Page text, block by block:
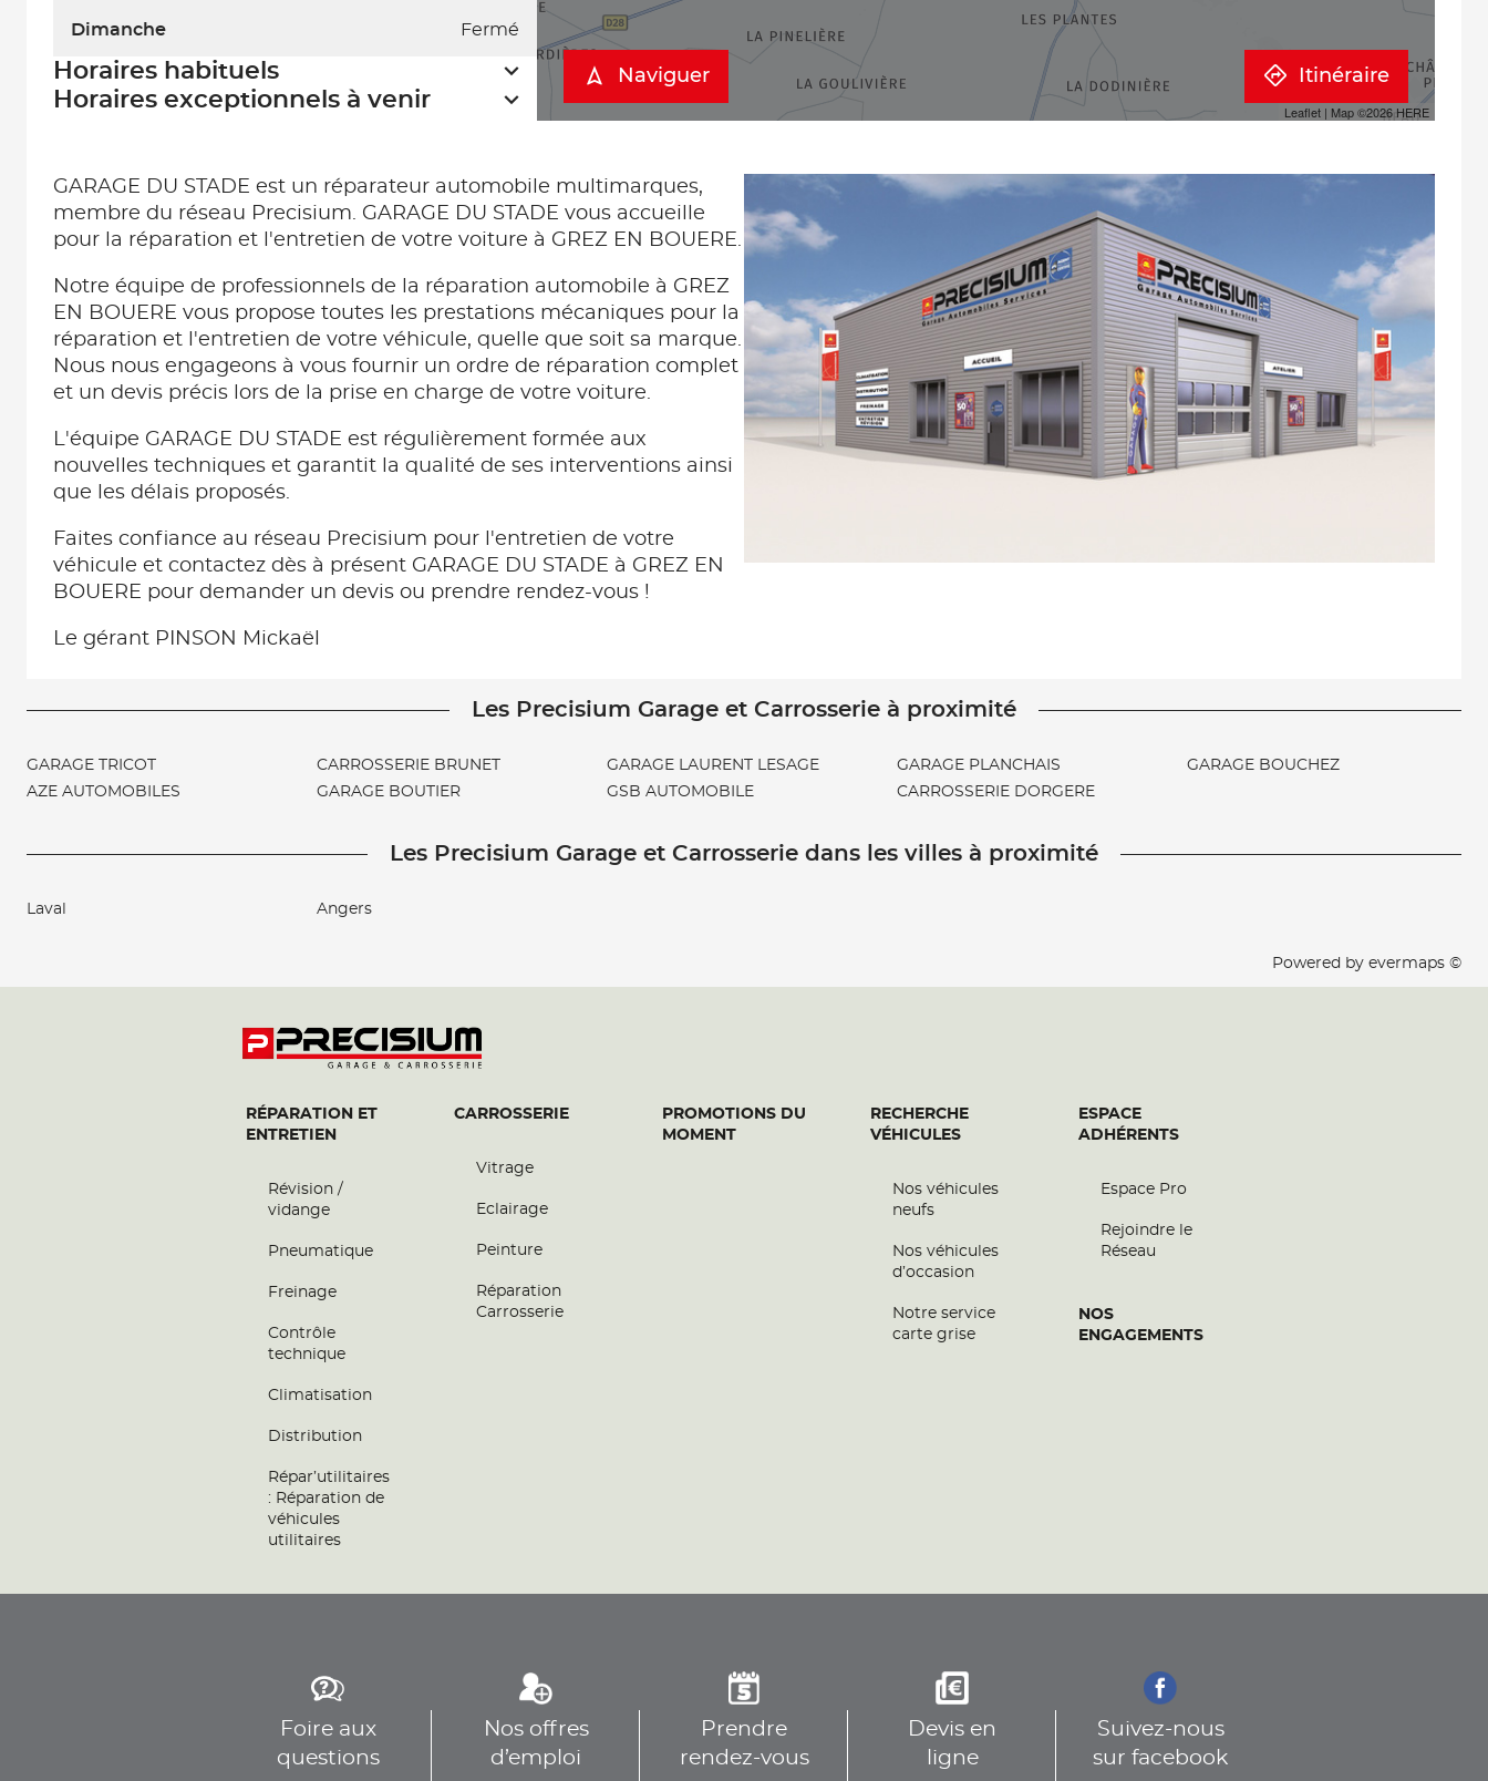
Dimanche Fermé
Horaires habituels
Horaires exceptionnels à venir
Leaflet | Map ©2026 HERE
Naviguer Itinéraire
GARAGE DU STADE est un réparateur automobile multimarques,
membre du réseau Precisium. GARAGE DU STADE vous accueille
pour la réparation et l'entretien de votre voiture à GREZ EN BOUERE.
Notre équipe de professionnels de la réparation automobile à GREZ
EN BOUERE vous propose toutes les prestations mécaniques pour la
réparation et l'entretien de votre véhicule, quelle que soit sa marque.
Nous nous engageons à vous fournir un ordre de réparation complet
et un devis précis lors de la prise en charge de votre voiture.
L'équipe GARAGE DU STADE est régulièrement formée aux
nouvelles techniques et garantit la qualité de ses interventions ainsi
que les délais proposés.
Faites confiance au réseau Precisium pour l'entretien de votre
véhicule et contactez dès à présent GARAGE DU STADE à GREZ EN
BOUERE pour demander un devis ou prendre rendez-vous !
Le gérant PINSON Mickaël
Les Precisium Garage et Carrosserie à proximité
GARAGE TRICOT
AZE AUTOMOBILES
CARROSSERIE BRUNET
GARAGE BOUTIER
GARAGE LAURENT LESAGE
GSB AUTOMOBILE
GARAGE PLANCHAIS
CARROSSERIE DORGERE
GARAGE BOUCHEZ
Les Precisium Garage et Carrosserie dans les villes à proximité
Laval Angers
Powered by evermaps ©
RÉPARATION ET
ENTRETIEN
Révision /
vidange
Pneumatique
Freinage
Contrôle
technique
Climatisation
Distribution
Répar’utilitaires
: Réparation de
véhicules
utilitaires
CARROSSERIE
Vitrage
Eclairage
Peinture
Réparation
Carrosserie
PROMOTIONS DU
MOMENT
RECHERCHE
VÉHICULES
Nos véhicules
neufs
Nos véhicules
d’occasion
Notre service
carte grise
ESPACE
ADHÉRENTS
Espace Pro
Rejoindre le
Réseau
NOS
ENGAGEMENTS
Foire aux
questions
Nos offres
d’emploi
Prendre
rendez-vous
Devis en
ligne
Suivez-nous
sur facebook